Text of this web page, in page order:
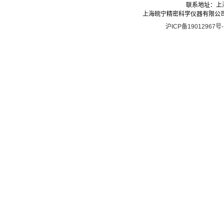
联系地址：
上海皖宁精密科学仪器有限
沪ICP备19012967号